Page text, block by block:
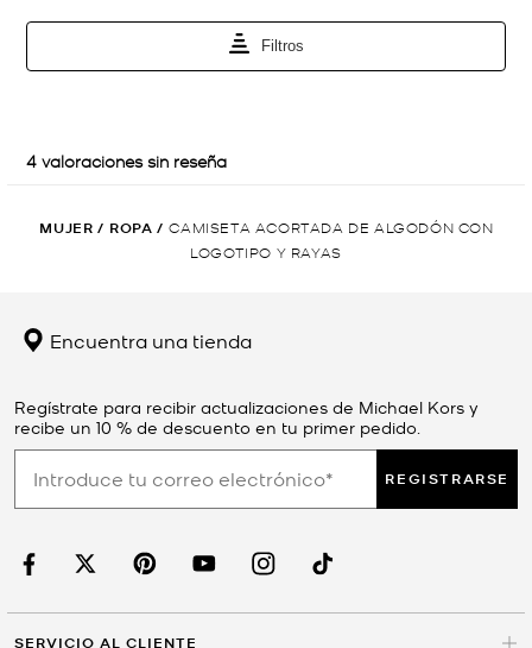
MUJER / ROPA / CAMISETA ACORTADA DE ALGODÓN CON
LOGOTIPO Y RAYAS
Encuentra una tienda
Regístrate para recibir actualizaciones de Michael Kors y
recibe un 10 % de descuento en tu primer pedido.
REGISTRARSE
SERVICIO AL CLIENTE